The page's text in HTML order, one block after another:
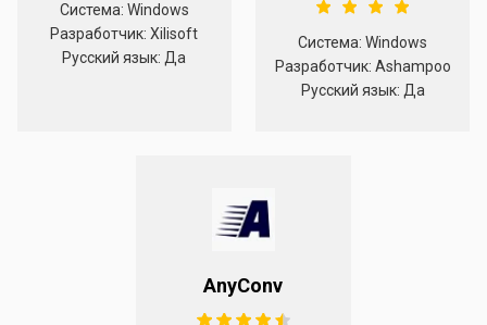
Система: Windows
Разработчик: Xilisoft
Русский язык: Да
Система: Windows
Разработчик: Ashampoo
Русский язык: Да
AnyConv